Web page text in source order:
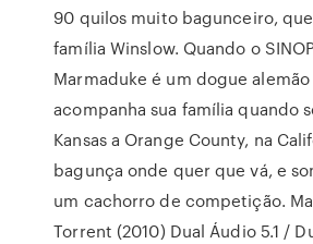
90 quilos muito bagunceiro,
família Winslow. Quando o
Marmaduke é um dogue
acompanha sua família quando
Kansas a Orange County, na
bagunça onde quer que vá, e
um cachorro de competição.
Torrent (2010) Dual Áudio 5.1 /